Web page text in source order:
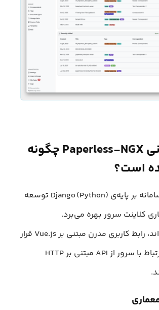
معماری فنی Paperless‑NGX چگونه
است؟
هسته‌ی این سامانه بر پایه‌ی Django (Python) توسعه
کلاینت سرور بهره می‌برد.
در‌لایه‌ی فرانت‌اند، رابط کاربری مدرن مبتنی بر Vue.js قرار
دارد که برای ارتباط با سرور از API مبتنی بر HTTP